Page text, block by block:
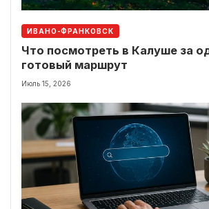
ИВАНО-ФРАНКОВСК
Что посмотреть в Калуше за
готовый маршрут
Июль 15, 2026